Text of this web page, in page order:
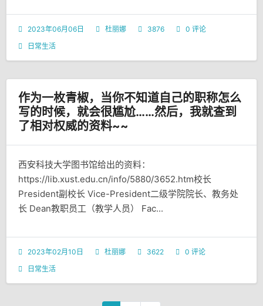
2023年06月06日 杜丽娜 3876
0 评论
日常生活
作为一枚青椒，当你不知道自己的职称怎么
写的时候，就会很尴尬……然后，我就查到
了相对权威的资料~~
西安科技大学图书馆给出的资料：
https://lib.xust.edu.cn/info/5880/3652.htm校长
President副校长 Vice-President二级学院院长、教务处
长 Dean教职员工（教学人员） Fac...
2023年02月10日 杜丽娜 3622
0 评论
日常生活